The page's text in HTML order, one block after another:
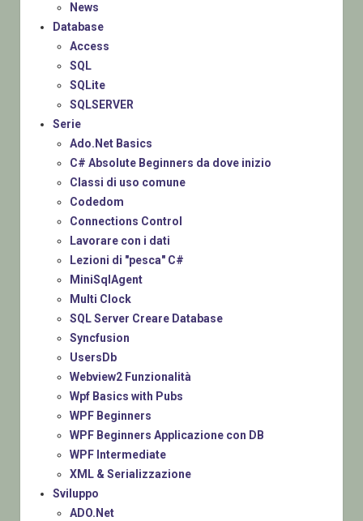
News
Database
Access
SQL
SQLite
SQLSERVER
Serie
Ado.Net Basics
C# Absolute Beginners da dove inizio
Classi di uso comune
Codedom
Connections Control
Lavorare con i dati
Lezioni di "pesca" C#
MiniSqlAgent
Multi Clock
SQL Server Creare Database
Syncfusion
UsersDb
Webview2 Funzionalità
Wpf Basics with Pubs
WPF Beginners
WPF Beginners Applicazione con DB
WPF Intermediate
XML & Serializzazione
Sviluppo
ADO.Net